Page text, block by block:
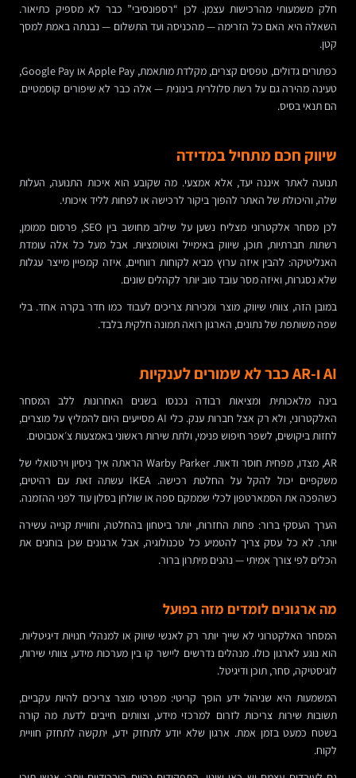
חלק משמעותי מהרכישות עצמן. לכן “רספונסיבי” כבר לא מספיק כתיאור.
השאלה היא האם כל הזרימה — מהכניסה ועד התשלום — נבנתה באמת למסך
קטן.
כפתורים גדולים, טפסים קצרים, מקלדת מותאמת, Apple Pay או Google Pay,
טעינה מהירה גם על רשת סלולרית בינונית — אלה כבר לא שיפורים קוסמטיים.
הם תנאי בסיס.
שיווק חכם מתחיל במדידה
תנועה לאתר איננה יעד, אלא אמצעי. מה שקובע הוא איכות התנועה, העלות
שלה, והיכולת של האתר להפוך ביקור לרכישה או לפחות לליד איכותי.
לכן מסחר אלקטרוני מצליח נשען על שילוב מחושב בין SEO, פרסום ממומן,
רשתות חברתיות, תוכן, שיווק באימייל ואוטומציות. אבל מעל כל אלה עומדת
האנליטיקה: להבין איזה ערוץ מביא לקוחות רווחיים, איזה קמפיין מייצר עגלות
שלא נסגרות, ואיזה מסר עובד טוב יותר לקהלים שונים.
במובן הזה, צוותי שיווק, מוצר ומכירות צריכים לעבוד כמו חדר בקרה אחד. בלי
שפה משותפת של נתונים, הארגון רואה תמונה חלקית בלבד.
AI ו-AR כבר לא שמורים לענקיות
בינה מלאכותית ומציאות רבודה נכנסו בשנים האחרונות ללב המסחר
האלקטרוני, ולא רק אצל חברות ענק. כלי AI מסייעים היום להמליץ על מוצרים,
לחזות ביקושים, לשפר חיפוש פנימי, ולתת שירות ראשוני באמצעות צ׳אטבוטים.
AR, מצדו, מפחית חוסר ודאות. Warby Parker הראתה איך ניסיון וירטואלי של
משקפיים יכול להקל על החלטת רכישה. IKEA עשתה זאת עם רהיטים,
כשהפכה את הסמארטפון לכלי שממקם ספה או שולחן בסלון עוד לפני ההזמנה.
הערך העסקי ברור: פחות החזרות, יותר ביטחון בהחלטה, וחוויית קנייה עשירה
יותר. לא כל עסק צריך להטמיע כל טכנולוגיה, אבל ארגונים שכן בוחנים את
הכלים לפי צורך אמיתי — נהנים מיתרון ברור.
מה ארגונים לומדים מזה בפועל
המסחר האלקטרוני לא שייך יותר רק לאנשי שיווק או למנהלי חנויות דיגיטליות.
הוא נוגע לארגון כולו. מנהלים נדרשים ליישר קו בין מערכות מידע, צוותי שירות,
לוגיסטיקה, סחר, תוכן ודיגיטל.
המשמעות היא שניהול ידע הופך קריטי: מפרטי מוצר צריכים להיות עקביים,
תשובות שירות צריכות לזרום למרכזי מידע, וצוותים חייבים לדעת מה קורה
בשטח כמעט בזמן אמת. ארגון שלא יודע לתחזק ידע, יתקשה לתחזק חוויית
לקוח.